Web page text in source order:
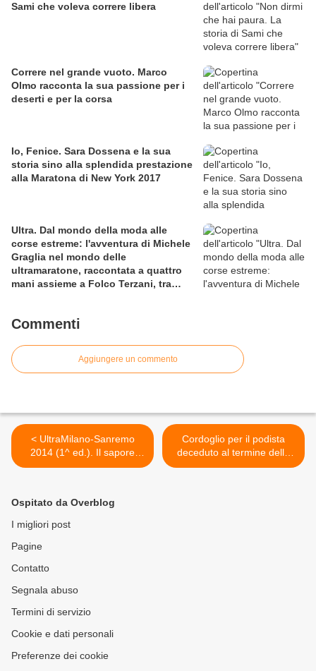
Sami che voleva correre libera
Correre nel grande vuoto. Marco
Olmo racconta la sua passione per i
deserti e per la corsa
Io, Fenice. Sara Dossena e la sua
storia sino alla splendida prestazione
alla Maratona di New York 2017
Ultra. Dal mondo della moda alle
corse estreme: l'avventura di Michele
Graglia nel mondo delle
ultramaratone, raccontata a quattro
mani assieme a Folco Terzani, tra
Commenti
Aggiungere un commento
< UltraMilano-Sanremo
2014 (1^ ed.). Il sapore
della sfida, a pochi minuti
Cordoglio per il podista
deceduto al termine della
Maratonina Blu Jonio di
Ospitato da Overblog
I migliori post
Pagine
Contatto
Segnala abuso
Termini di servizio
Cookie e dati personali
Preferenze dei cookie